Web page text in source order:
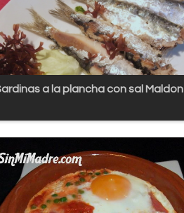
a la plancha con sal Maldon